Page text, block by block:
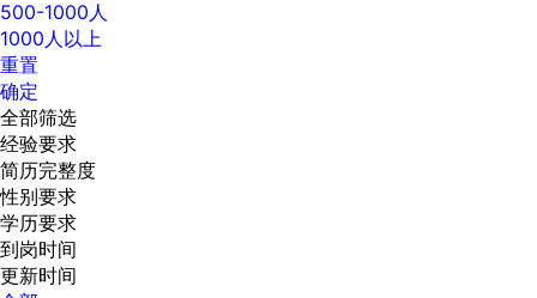
500-1000人
1000人以上
重置
确定
全部筛选
经验要求
简历完整度
性别要求
学历要求
到岗时间
更新时间